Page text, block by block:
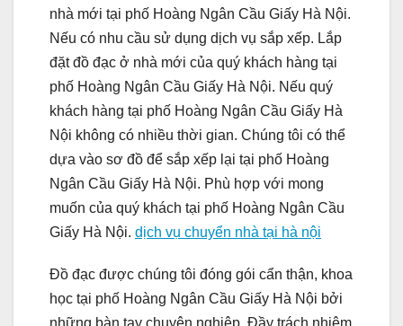
nhà mới tại phố Hoàng Ngân Cầu Giấy Hà Nội.
Nếu có nhu cầu sử dụng dịch vụ sắp xếp. Lắp
đặt đồ đạc ở nhà mới của quý khách hàng tại
phố Hoàng Ngân Cầu Giấy Hà Nội. Nếu quý
khách hàng tại phố Hoàng Ngân Cầu Giấy Hà
Nội không có nhiều thời gian. Chúng tôi có thể
dựa vào sơ đồ để sắp xếp lại tại phố Hoàng
Ngân Cầu Giấy Hà Nội. Phù hợp với mong
muốn của quý khách tại phố Hoàng Ngân Cầu
Giấy Hà Nội. dịch vụ chuyển nhà tại hà nội
Đồ đạc được chúng tôi đóng gói cẩn thận, khoa
học tại phố Hoàng Ngân Cầu Giấy Hà Nội bởi
những bàn tay chuyên nghiệp. Đầy trách nhiệm